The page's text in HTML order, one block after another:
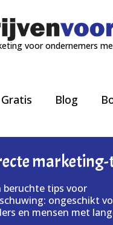
voor ondernemers
Gratis Blog
beruchte tips voor
ongeschikt
en mensen met